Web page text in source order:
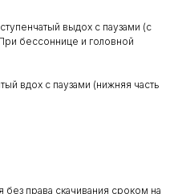
выдох с паузами (с
бессоннице и головной
вдох с паузами (нижняя часть
без права скачивания сроком на